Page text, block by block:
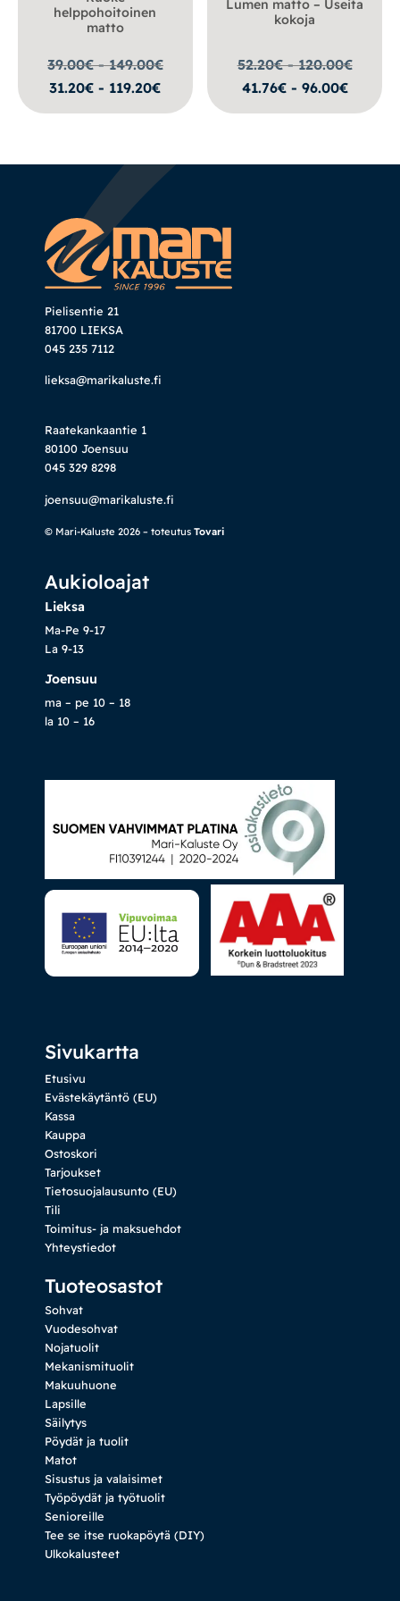
helppohoitoinen
matto
39.00€ - 149.00€
31.20€ - 119.20€
Lumen matto – Useita
kokoja
52.20€ - 120.00€
41.76€ - 96.00€
Pielisentie 21
81700 LIEKSA
045 235 7112
lieksa@marikaluste.fi
Raatekankaantie 1
80100 Joensuu
045 329 8298
joensuu@marikaluste.fi
© Mari-Kaluste 2026 – toteutus Tovari
Aukioloajat
Lieksa
Ma-Pe 9-17
La 9-13
Joensuu
ma – pe 10 – 18
la 10 – 16
Sivukartta
Etusivu
Evästekäytäntö (EU)
Kassa
Kauppa
Ostoskori
Tarjoukset
Tietosuojalausunto (EU)
Tili
Toimitus- ja maksuehdot
Yhteystiedot
Tuoteosastot
Sohvat
Vuodesohvat
Nojatuolit
Mekanismituolit
Makuuhuone
Lapsille
Säilytys
Pöydät ja tuolit
Matot
Sisustus ja valaisimet
Työpöydät ja työtuolit
Senioreille
Tee se itse ruokapöytä (DIY)
Ulkokalusteet